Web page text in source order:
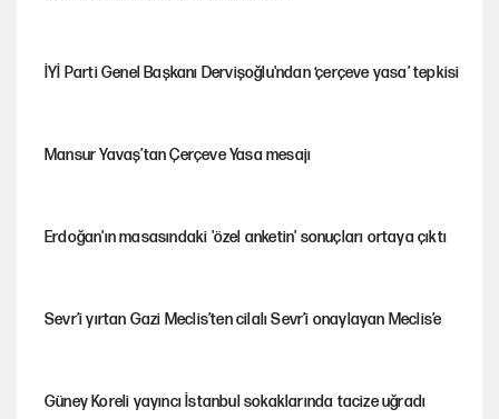
İYİ Parti Genel Başkanı Dervişoğlu'ndan ‘çerçeve yasa’ tepkisi
Mansur Yavaş’tan Çerçeve Yasa mesajı
Erdoğan'ın masasındaki 'özel anketin' sonuçları ortaya çıktı
Sevr’i yırtan Gazi Meclis’ten cilalı Sevr’i onaylayan Meclis’e
Güney Koreli yayıncı İstanbul sokaklarında tacize uğradı